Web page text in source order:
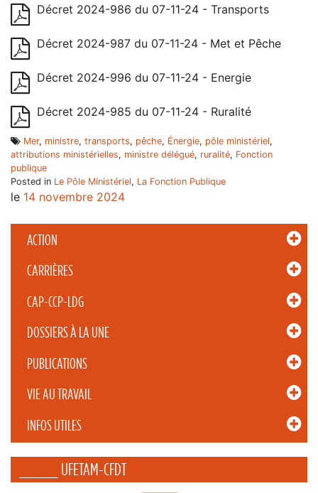
ACTION
CARRIÈRES
CAP-CCP-LDG
DOSSIERS À LA UNE
PUBLICATIONS
VIE AU TRAVAIL
INFOS UTILES
_____ UFETAM-CFDT
Décret 2024-986 du 07-11-24 - Transports
Décret 2024-987 du 07-11-24 - Met et Pêche
Décret 2024-996 du 07-11-24 - Energie
Décret 2024-985 du 07-11-24 - Ruralité
Mer, ministre, transports, pêche, Énergie, pôle ministériel,
attributions ministérielles, ministre délégué, ruralité, Fonction
publique
Posted in Le Pôle Ministériel, La Fonction Publique
le 14 novembre 2024